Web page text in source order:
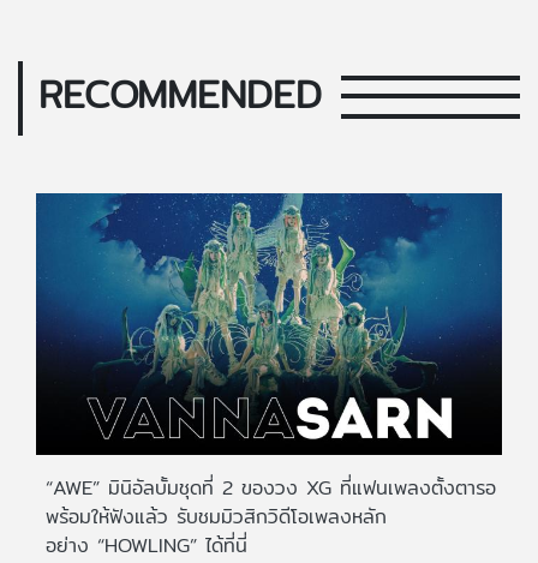
RECOMMENDED
“AWE” มินิอัลบั้มชุดที่ 2 ของวง XG ที่แฟนเพลงตั้งตารอ
พร้อมให้ฟังแล้ว รับชมมิวสิกวิดีโอเพลงหลัก
อย่าง “HOWLING” ได้ที่นี่